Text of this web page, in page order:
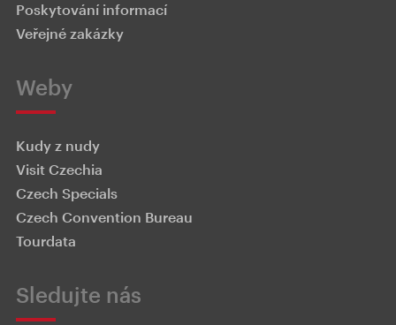
Poskytování informací
Veřejné zakázky
Weby
Kudy z nudy
Visit Czechia
Czech Specials
Czech Convention Bureau
Tourdata
Sledujte nás